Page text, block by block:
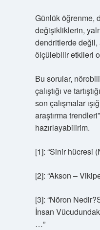
Günlük öğrenme,
değişikliklerin,
dendritlerde değil,
ölçülebilir etkileri
Bu sorular,
çalıştığı ve
son çalışmalar
araştırma
hazırlayabilirim.
[1]: “Sinir hücresi
[2]: “Akson –
[3]: “Nöron
İnsan
…”